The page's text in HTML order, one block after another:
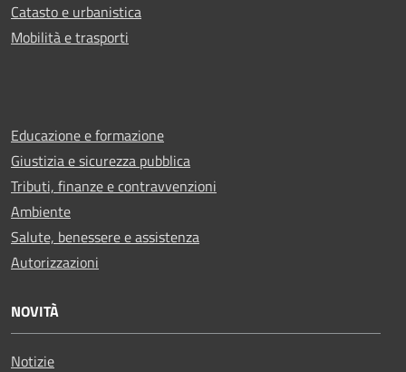
Catasto e urbanistica
Mobilità e trasporti
Educazione e formazione
Giustizia e sicurezza pubblica
Tributi, finanze e contravvenzioni
Ambiente
Salute, benessere e assistenza
Autorizzazioni
NOVITÀ
Notizie